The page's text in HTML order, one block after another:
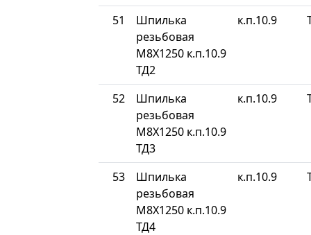
51
Шпилька
резьбовая
М8Х1250 к.п.10.9
ТД2
к.п.10.9
52
Шпилька
резьбовая
М8Х1250 к.п.10.9
ТД3
к.п.10.9
53
Шпилька
резьбовая
М8Х1250 к.п.10.9
ТД4
к.п.10.9